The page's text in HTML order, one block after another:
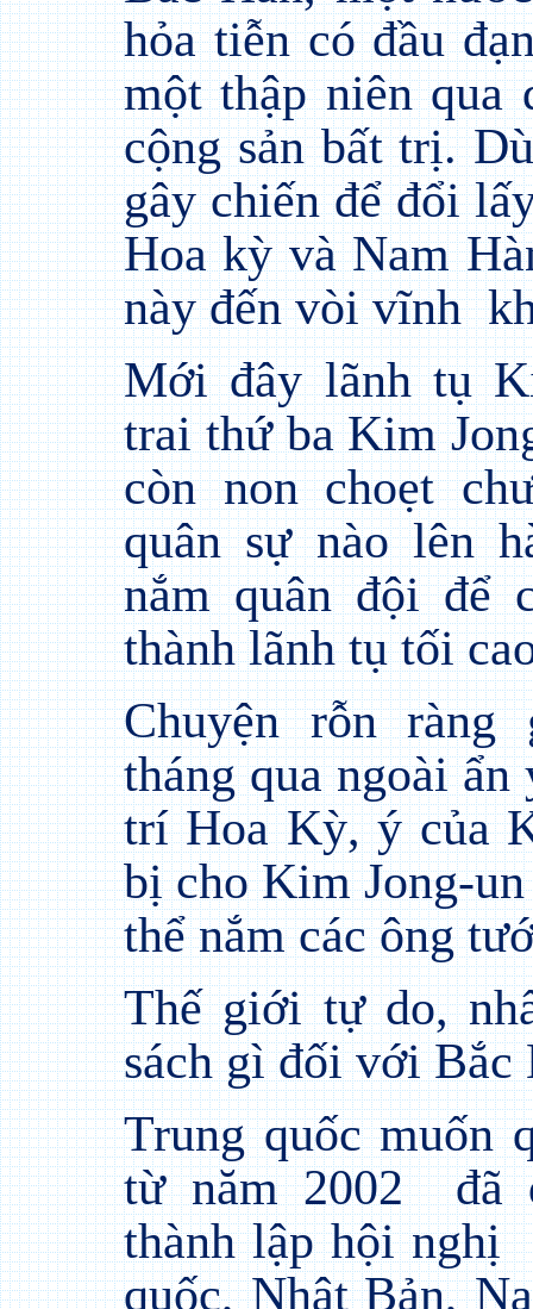
hỏa tiễn có đầu
một thập niên qua
cộng sản bất trị.
gây chiến để đổi
Hoa kỳ và Nam
này đến vòi vĩnh
Mới đây lãnh tụ
trai thứ ba Kim
còn non choẹt
quân sự nào lên
nắm quân đội để
thành lãnh tụ tối
Chuyện rỗn ràng
tháng qua ngoài
trí Hoa Kỳ, ý của
bị cho Kim Jong-un
thể nắm các ông
Thế giới tự do,
sách gì đối với Bắc
Trung quốc muốn
từ năm 2002
đã
thành lập hội nghị
quốc, Nhật Bản,